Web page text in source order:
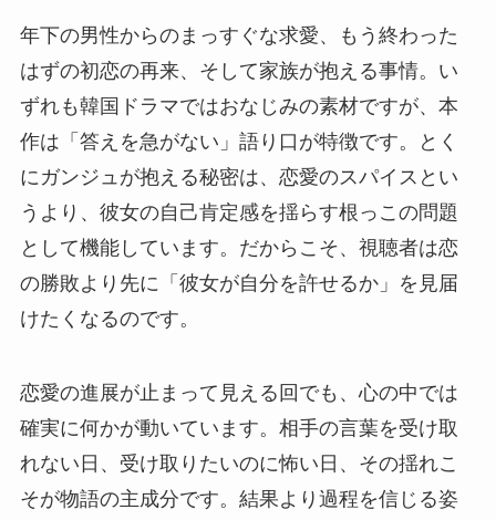
年下の男性からのまっすぐな求愛、もう終わった
はずの初恋の再来、そして家族が抱える事情。い
ずれも韓国ドラマではおなじみの素材ですが、本
作は「答えを急がない」語り口が特徴です。とく
にガンジュが抱える秘密は、恋愛のスパイスとい
うより、彼女の自己肯定感を揺らす根っこの問題
として機能しています。だからこそ、視聴者は恋
の勝敗より先に「彼女が自分を許せるか」を見届
けたくなるのです。
恋愛の進展が止まって見える回でも、心の中では
確実に何かが動いています。相手の言葉を受け取
れない日、受け取りたいのに怖い日、その揺れこ
そが物語の主成分です。結果より過程を信じる姿